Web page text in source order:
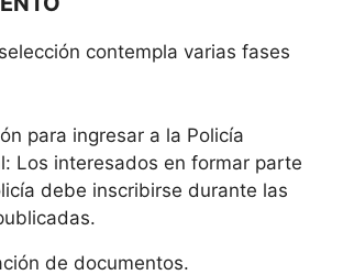
contempla varias fases
para ingresar a la Policía
Los interesados en formar parte
debe inscribirse durante las
de documentos.